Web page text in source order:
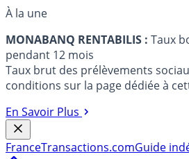
À la une
MONABANQ RENTABILIS : Taux
pendant 12 mois
Taux brut des prélèvements
conditions sur la page dédiée à
En Savoir Plus
FranceTransactions.comGuide